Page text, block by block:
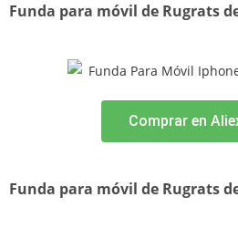
Funda para móvil de Rugrats
Comprar en
Funda para móvil de Rugrats